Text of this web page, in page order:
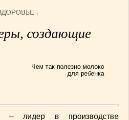
↓
создающие
Чем так полезно молоко
для ребенка
– лидер в производстве